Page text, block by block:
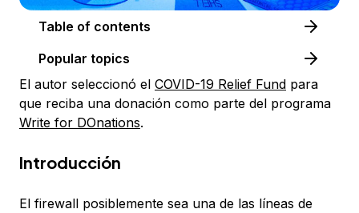
Table of contents
Popular topics
El autor seleccionó el COVID-19 Relief Fund para
que reciba una donación como parte del programa
Write for DOnations.
Introducción
El firewall posiblemente sea una de las líneas de